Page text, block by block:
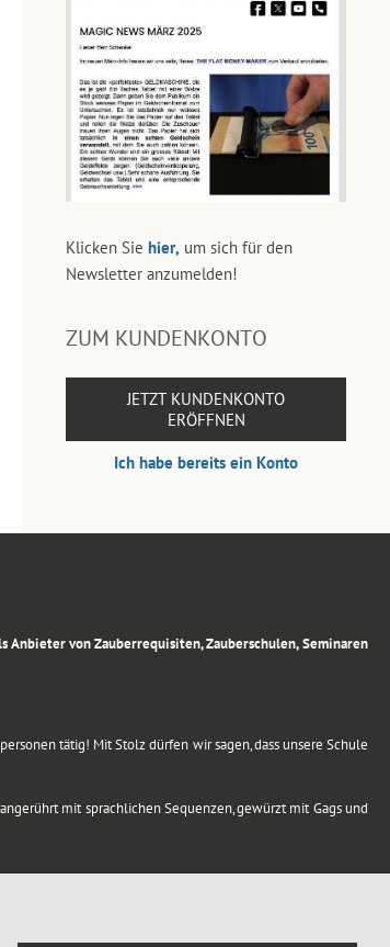
Klicken Sie hier, um sich für den
Newsletter anzumelden!
ZUM KUNDENKONTO
JETZT KUNDENKONTO
ERÖFFNEN
Ich habe bereits ein Konto
von Zauberrequisiten, Zauberschulen, Seminaren
tätig! Mit Stolz dürfen wir sagen, dass unsere Schule
mit sprachlichen Sequenzen, gewürzt mit Gags und